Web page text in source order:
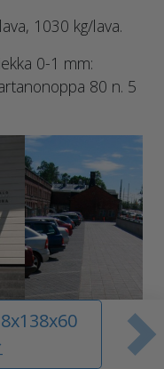
1030 kg/lava.
0-1 mm:
80 n. 5